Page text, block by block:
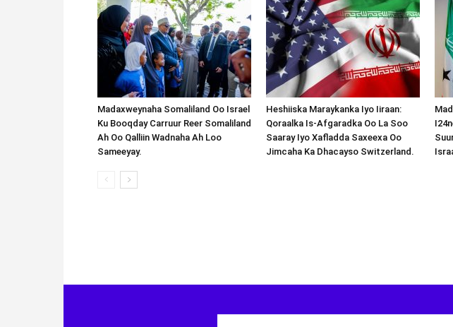
Madaxweynaha Somaliland Oo Israel
Ku Booqday Carruur Reer Somaliland
Ah Oo Qalliin Wadnaha Ah Loo
Sameeyay.
Heshiiska Maraykanka Iyo Iiraan:
Qoraalka Is-Afgaradka Oo La Soo
Saaray Iyo Xafladda Saxeexa Oo
Jimcaha Ka Dhacayso Switzerland.